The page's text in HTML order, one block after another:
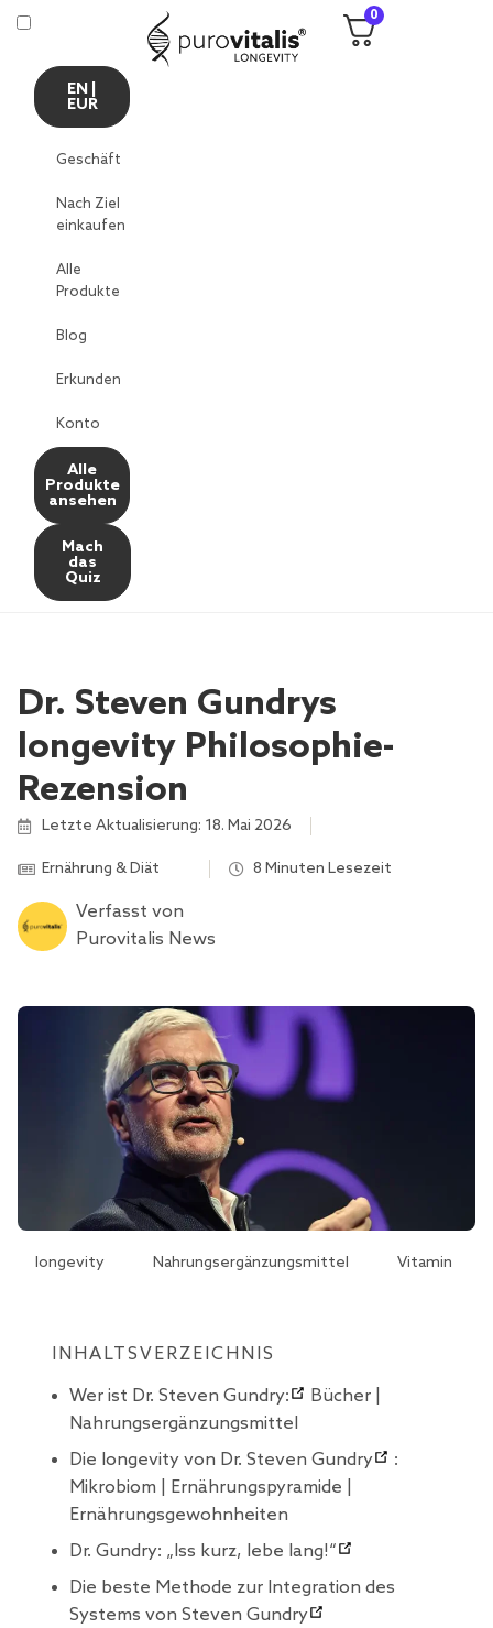
EN |
EUR
Geschäft
Nach Ziel
einkaufen
Alle
Produkte
Blog
Erkunden
Konto
Alle
Produkte
ansehen
Mach
das
Quiz
0
Dr. Steven Gundrys
longevity Philosophie-
Rezension
Letzte Aktualisierung: 18. Mai 2026
Ernährung & Diät 8 Minuten Lesezeit
Verfasst von
Purovitalis News
longevity Nahrungsergänzungsmittel Vitamin
INHALTSVERZEICHNIS
Wer ist Dr. Steven Gundry:
Bücher |
Nahrungsergänzungsmittel
Die longevity von Dr. Steven Gundry
:
Mikrobiom | Ernährungspyramide |
Ernährungsgewohnheiten
Dr. Gundry: „Iss kurz, lebe lang!“
Die beste Methode zur Integration des
Systems von Steven Gundry